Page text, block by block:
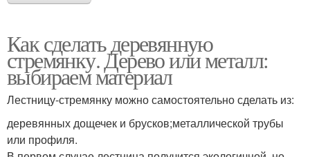
Как сделать деревянную
стремянку. Дерево или металл:
выбираем материал
Лестницу-стремянку можно самостоятельно сделать из:
деревянных дощечек и брусков;металлической трубы
или профиля.